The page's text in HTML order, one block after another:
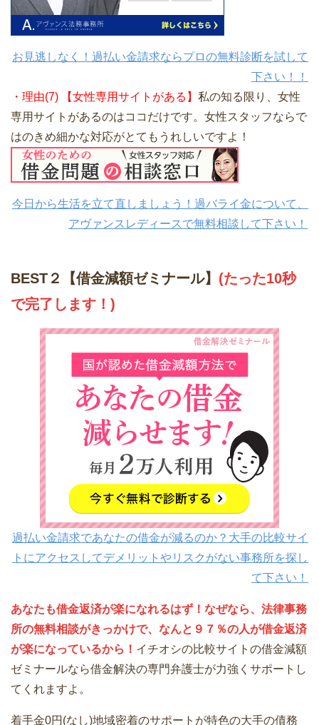
お見逃しなく！過払い金請求ならプロの無料診断を試して
下さい！！
・理由(7) 【女性専用サイトがある】 私の知る限り、女性
専用サイトがあるのはココだけです。女性スタッフならで
はのきめ細かな対応がとてもうれしいですよ！
今日から生活を立て直しましょう！過バライ金について、
アヴァンスレディースで無料相談して下さい！
BEST２【借金減額ゼミナール】 (たった10秒
で完了します！)
過払い金請求であなたの借金が減るのか？大手の比較サイ
トにアクセスしてデメリットやリスクがない事務所を探し
て下さい！
あなたも借金返済が楽になれるはず！なぜなら、法律事務
所の無料相談がきっかけで、なんと９７％の人が借金返済
が楽になっているから！ イチオシの比較サイトの借金減額
ゼミナールなら借金解決の専門弁護士が力強くサポートし
てくれますよ。
着手金0円(なし)地域密着のサポートが特色の大手の債務